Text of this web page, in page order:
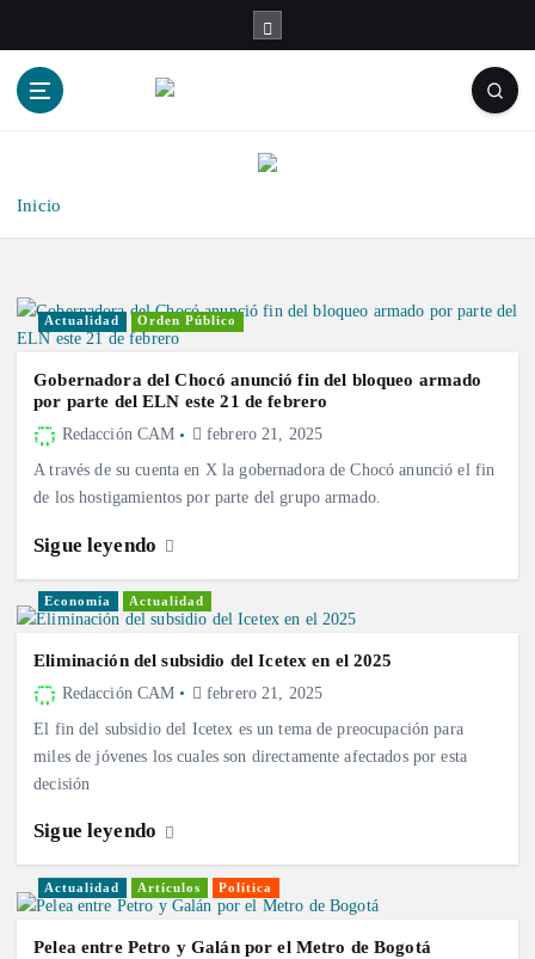
Inicio
Actualidad Orden Público
Gobernadora del Chocó anunció fin del bloqueo armado
por parte del ELN este 21 de febrero
Redacción CAM febrero 21, 2025
A través de su cuenta en X la gobernadora de Chocó anunció el fin
de los hostigamientos por parte del grupo armado.
Sigue leyendo
Economía Actualidad
Eliminación del subsidio del Icetex en el 2025
Redacción CAM febrero 21, 2025
El fin del subsidio del Icetex es un tema de preocupación para
miles de jóvenes los cuales son directamente afectados por esta
decisión
Sigue leyendo
Actualidad Artículos Política
Pelea entre Petro y Galán por el Metro de Bogotá